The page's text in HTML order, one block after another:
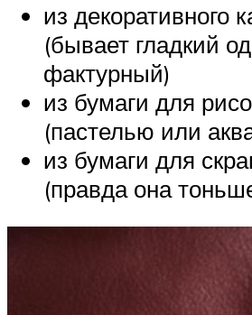
из декоративного
(бывает гладкий
фактурный)
из бумаги для
(пастелью или
из бумаги для
(правда она